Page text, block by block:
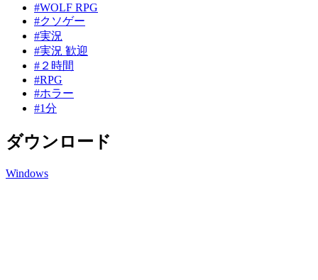
#WOLF RPG
#クソゲー
#実況
#実況 歓迎
#２時間
#RPG
#ホラー
#1分
ダウンロード
Windows